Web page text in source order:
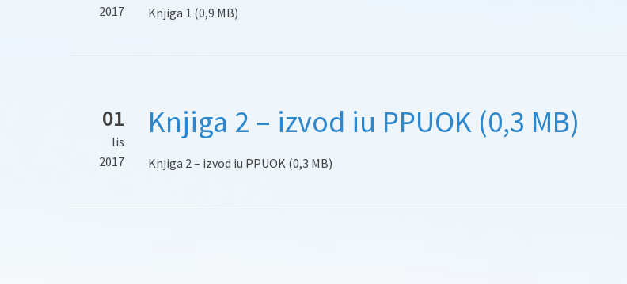
2017
Knjiga 1 (0,9 MB)
01
lis
2017
Knjiga 2 – izvod iu PPUOK (0,3 MB)
Knjiga 2 – izvod iu PPUOK (0,3 MB)